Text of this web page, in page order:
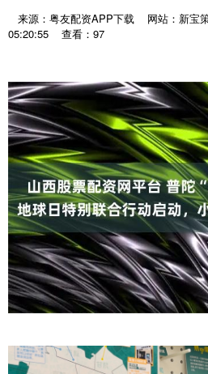
来源：粤友配资APP下载 网站：新宝
05:20:55
查看：97